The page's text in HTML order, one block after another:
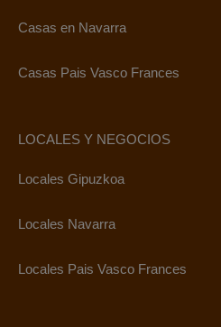
Casas en Navarra
Casas Pais Vasco Frances
LOCALES Y NEGOCIOS
Locales Gipuzkoa
Locales Navarra
Locales Pais Vasco Frances